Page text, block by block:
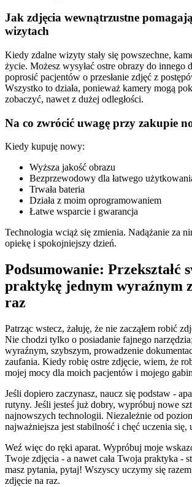
Jak zdjęcia wewnątrzustne
wizytach
Kiedy zdalne wizyty stały się powszechne,
życie. Możesz wysyłać ostre obrazy do innego
poprosić pacjentów o przesłanie zdjęć z
Wszystko to działa, ponieważ kamery mogą
zobaczyć, nawet z dużej odległości.
Na co zwrócić uwagę przy zakupie
Kiedy kupuję nowy:
Wyższa jakość obrazu
Bezprzewodowy dla łatwego
Trwała bateria
Działa z moim oprogramowaniem
Łatwe wsparcie i gwarancja
Technologia wciąż się zmienia. Nadążanie za
opiekę i spokojniejszy dzień.
Podsumowanie: Przekształć
praktykę jednym wyraźnym
raz
Patrząc wstecz, żałuję, że nie zacząłem robić
Nie chodzi tylko o posiadanie fajnego
wyraźnym, szybszym, prowadzenie
zaufania. Kiedy robię ostre zdjęcie, wiem, że
mojej mocy dla moich pacjentów i mojego
Jeśli dopiero zaczynasz, naucz się podstaw -
rutyny. Jeśli jesteś już dobry, wypróbuj nowe
najnowszych technologii. Niezależnie od
najważniejsza jest stabilność i chęć uczenia się,
Weź więc do ręki aparat. Wypróbuj moje
Twoje zdjęcia - a nawet cała Twoja praktyka -
masz pytania, pytaj! Wszyscy uczymy się
zdjęcie na raz.